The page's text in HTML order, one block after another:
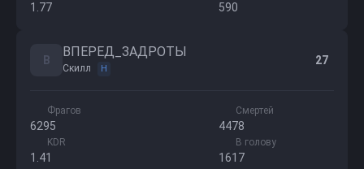
1.77 590
В
ВПЕРЕД_ЗАДРОТЫ
Скилл H
27
Фрагов
6295
Смертей
4478
KDR
1.41
В голову
1617